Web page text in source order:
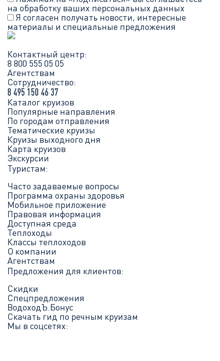
на обработку ваших персональных данных
Я согласен получать новости, интересные
материалы и специальные предложения
Контактный центр:
8 800 555 05 05
Агентствам
Сотрудничество:
8 495 150 46 37
Каталог круизов
Популярные направления
По городам отправления
Тематические круизы
Круизы выходного дня
Карта круизов
Экскурсии
Туристам:
Часто задаваемые вопросы
Программа охраны здоровья
Мобильное приложение
Правовая информация
Доступная среда
Теплоходы
Классы теплоходов
О компании
Агентствам
Предложения для клиентов:
Скидки
Спецпредложения
ВодоходЪ.Бонус
Скачать гид по речным круизам
Мы в соцсетях: